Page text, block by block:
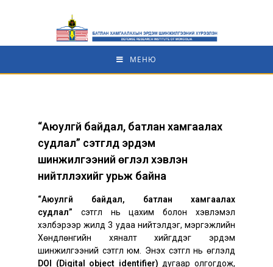
МЕНЮ
“Аюулгүй байдал, батлан хамгаалах
судлал” сэтгүүлд эрдэм
шинжилгээний өгүүлэл хэвлэн
нийтлүүлэхийг урьж байна
“Аюулгүй байдал, батлан хамгаалах
судлал”сэтгүүл нь цахим болон хэвлэмэл
хэлбэрээр жилд 3 удаа нийтэлдэг, мэргэжлийн
Хөндлөнгийн хяналт хийгддэг эрдэм
шинжилгээний сэтгүүл юм. Энэхүү сэтгүүл нь өгүүлэлд
DOI (Digital object identifier) дугаар олгогдож,